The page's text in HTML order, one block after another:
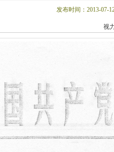
发布时间：2013-07-
视